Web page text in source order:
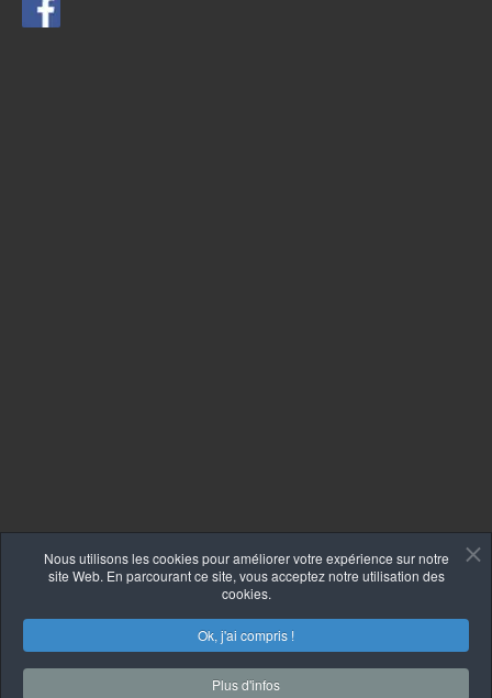
RÉALISATION DE PANICAN INC.
Nous utilisons les cookies pour améliorer votre expérience sur notre
site Web. En parcourant ce site, vous acceptez notre utilisation des
cookies.
Ok, j'ai compris !
Plus d'infos